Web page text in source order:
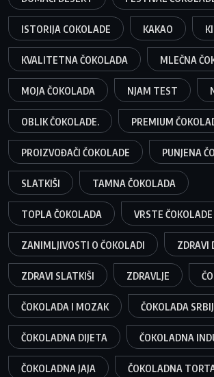
ISTORIJA COKOLADE KAKAO
KVALITETNA ČOKOLADA MLEČNA
MOJA ČOKOLADA NJAM TEST
OBLIK ČOKOLADE. PREMIUM
PROIZVOĐAČI ČOKOLADE PUNJENA
SLATKIŠI TAMNA ČOKOLADA
TOPLA ČOKOLADA VRSTE ČOKOLADE
ZANIMLJIVOSTI O ČOKOLADI ZDRAVI
ZDRAVI SLATKIŠI ZDRAVLJE
ČOKOLADA I MOZAK ČOKOLADA
ČOKOLADNA DIJETA ČOKOLADNA
ČOKOLADNA JAJA ČOKOLADNA